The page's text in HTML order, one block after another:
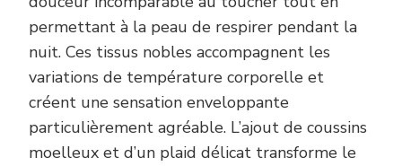
permettant à la peau de respirer pendant la
nuit. Ces tissus nobles accompagnent les
variations de température corporelle et
créent une sensation enveloppante
particulièrement agréable. L’ajout de coussins
moelleux et d’un plaid délicat transforme le